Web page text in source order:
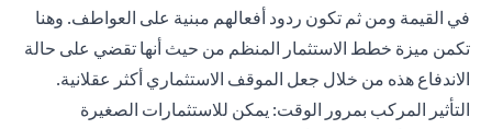
في القيمة ومن ثم تكون ردود أفعالهم مبنية على العواطف. وهنا
تكمن ميزة خطط الاستثمار المنظم من حيث أنها تقضي على حالة
الاندفاع هذه من خلال جعل الموقف الاستثماري أكثر عقلانية.
التأثير المركب بمرور الوقت: يمكن للاستثمارات الصغيرة